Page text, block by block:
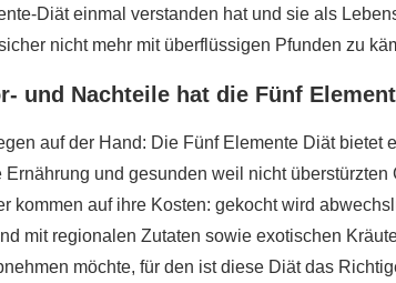
Diät einmal verstanden hat und sie als
nicht mehr mit überflüssigen Pfunden zu
und Nachteile hat die Fünf
auf der Hand: Die Fünf Elemente Diät bietet
und gesunden weil nicht überstürzten
kommen auf ihre Kosten: gekocht wird
mit regionalen Zutaten sowie exotischen
möchte, für den ist diese Diät das